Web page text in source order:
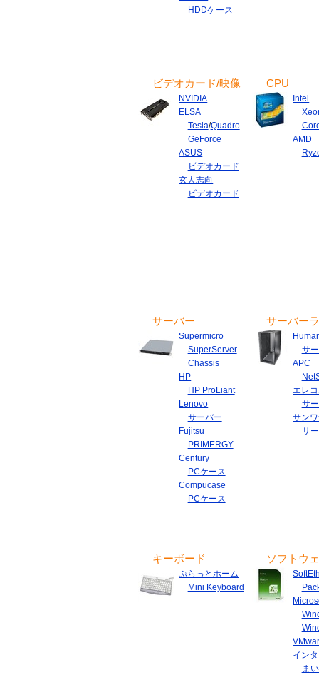
HDDケース
ビデオカード/映像
NVIDIA
ELSA
Tesla/Quadro
GeForce
ASUS
ビデオカード
玄人志向
ビデオカード
CPU
Intel
AMD
サーバー
Supermicro
SuperServer
Chassis
HP
HP ProLiant
Lenovo
サーバー
Fujitsu
PRIMERGY
Century
PCケース
Compucase
PCケース
サーバー
サ
APC
エレ
サ
サン
サ
キーボード
ぷらっとホーム
Mini Keyboard
ソフトウ
イン
ま